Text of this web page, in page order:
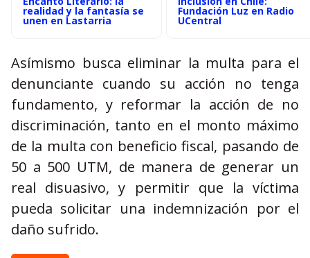
realidad y la fantasía se
unen en Lastarria
Fundación Luz en Radio
UCentral
Asímismo busca eliminar la multa para el
denunciante cuando su acción no tenga
fundamento, y reformar la acción de no
discriminación, tanto en el monto máximo
de la multa con beneficio fiscal, pasando de
50 a 500 UTM, de manera de generar un
real disuasivo, y permitir que la víctima
pueda solicitar una indemnización por el
daño sufrido.